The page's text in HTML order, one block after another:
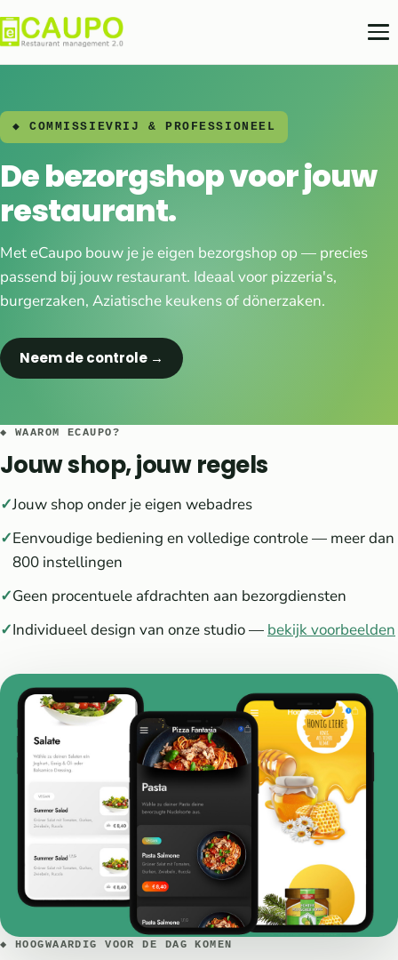
◆ COMMISSIEVRIJ & PROFESSIONEEL
De bezorgshop voor jouw
restaurant.
Met eCaupo bouw je je eigen bezorgshop op — precies
passend bij jouw restaurant. Ideaal voor pizzeria's,
burgerzaken, Aziatische keukens of dönerzaken.
Neem de controle →
◆ WAAROM ECAUPO?
Jouw shop, jouw regels
Jouw shop onder je eigen webadres
Eenvoudige bediening en volledige controle — meer dan
800 instellingen
Geen procentuele afdrachten aan bezorgdiensten
Individueel design van onze studio — bekijk voorbeelden
◆ HOOGWAARDIG VOOR DE DAG KOMEN